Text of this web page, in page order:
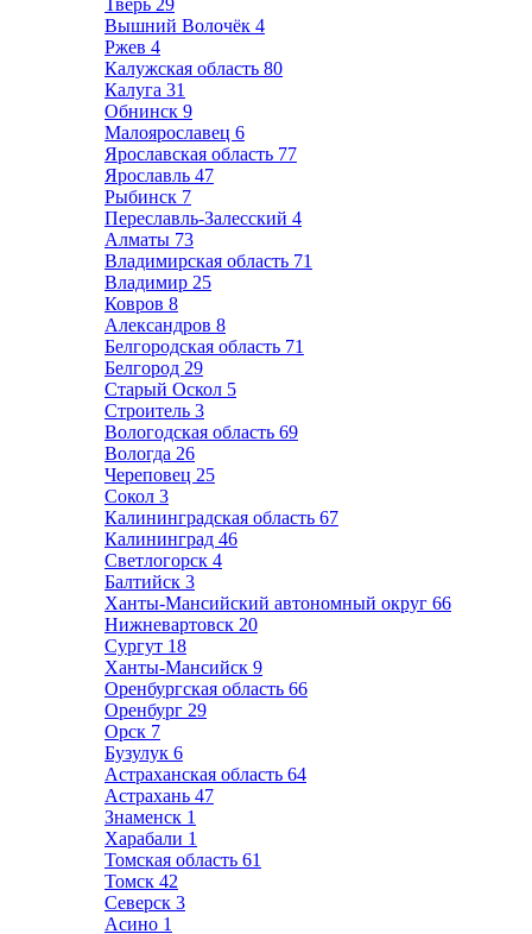
Тверь 29
Вышний Волочёк 4
Ржев 4
Калужская область 80
Калуга 31
Обнинск 9
Малоярославец 6
Ярославская область 77
Ярославль 47
Рыбинск 7
Переславль-Залесский 4
Алматы 73
Владимирская область 71
Владимир 25
Ковров 8
Александров 8
Белгородская область 71
Белгород 29
Старый Оскол 5
Строитель 3
Вологодская область 69
Вологда 26
Череповец 25
Сокол 3
Калининградская область 67
Калининград 46
Светлогорск 4
Балтийск 3
Ханты-Мансийский автономный округ 66
Нижневартовск 20
Сургут 18
Ханты-Мансийск 9
Оренбургская область 66
Оренбург 29
Орск 7
Бузулук 6
Астраханская область 64
Астрахань 47
Знаменск 1
Харабали 1
Томская область 61
Томск 42
Северск 3
Асино 1